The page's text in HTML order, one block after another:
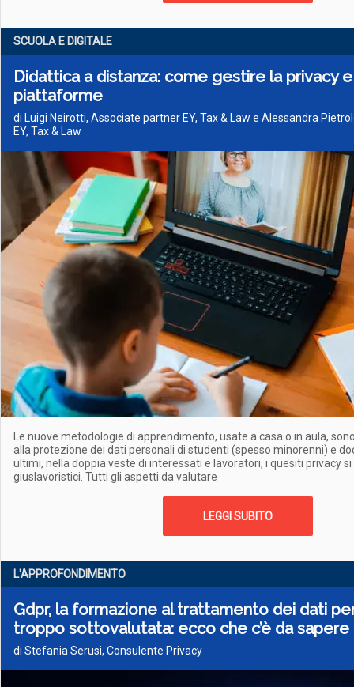
SCUOLA E DIGITALE
Didattica a distanza: come gestire la privacy
piattaforme
di Luigi Neirotti, Associate partner EY, Tax & Law e Alessandra
EY, Tax & Law
Le nuove metodologie di apprendimento, usate a casa o in aula,
alla protezione dei dati personali di studenti (spesso minorenni) e
ultimi, nella doppia veste di interessati e lavoratori, i quesiti privacy
giuslavoristici. Tutti gli aspetti da valutare
LEGGI SUBITO
L'APPROFONDIMENTO
Gdpr, la formazione al trattamento dei dati
troppo sottovalutata: ecco che c’è da sapere
di Stefania Serusi, Consulente Privacy